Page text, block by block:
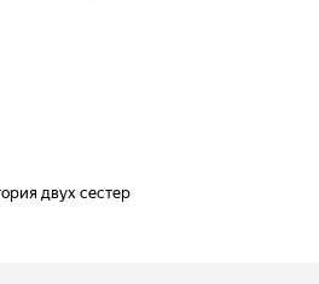
двух сестер